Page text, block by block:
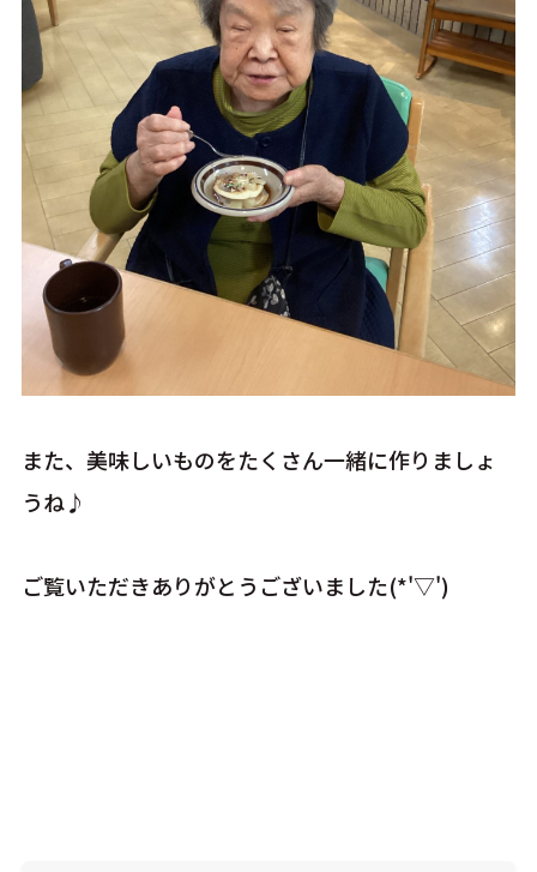
また、美味しいものをたくさん一緒に作りましょ
うね♪
ご覧いただきありがとうございました(*'▽')